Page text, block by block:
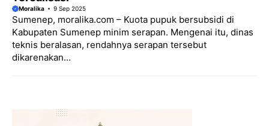
Moralika 9 Sep 2025
Sumenep, moralika.com – Kuota pupuk bersubsidi di
Kabupaten Sumenep minim serapan. Mengenai itu, dinas
teknis beralasan, rendahnya serapan tersebut
dikarenakan...